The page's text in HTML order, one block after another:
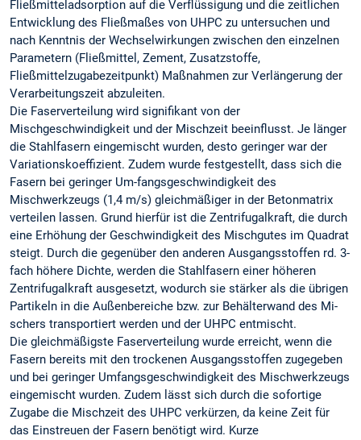
Fließmitteladsorption auf die Verflüssigung und die zeitlichen
Entwicklung des Fließmaßes von UHPC zu untersuchen und
nach Kenntnis der Wechselwirkungen zwischen den einzelnen
Parametern (Fließmittel, Zement, Zusatzstoffe,
Fließmittelzugabezeitpunkt) Maßnahmen zur Verlängerung der
Verarbeitungszeit abzuleiten.
Die Faserverteilung wird signifikant von der
Mischgeschwindigkeit und der Mischzeit beeinflusst. Je länger
die Stahlfasern eingemischt wurden, desto geringer war der
Variationskoeffizient. Zudem wurde festgestellt, dass sich die
Fasern bei geringer Um-fangsgeschwindigkeit des
Mischwerkzeugs (1,4 m/s) gleichmäßiger in der Betonmatrix
verteilen lassen. Grund hierfür ist die Zentrifugalkraft, die durch
eine Erhöhung der Geschwindigkeit des Mischgutes im Quadrat
steigt. Durch die gegenüber den anderen Ausgangsstoffen rd. 3-
fach höhere Dichte, werden die Stahlfasern einer höheren
Zentrifugalkraft ausgesetzt, wodurch sie stärker als die übrigen
Partikeln in die Außenbereiche bzw. zur Behälterwand des Mi-
schers transportiert werden und der UHPC entmischt.
Die gleichmäßigste Faserverteilung wurde erreicht, wenn die
Fasern bereits mit den trockenen Ausgangsstoffen zugegeben
und bei geringer Umfangsgeschwindigkeit des Mischwerkzeugs
eingemischt wurden. Zudem lässt sich durch die sofortige
Zugabe die Mischzeit des UHPC verkürzen, da keine Zeit für
das Einstreuen der Fasern benötigt wird. Kurze